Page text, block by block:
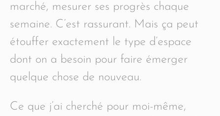
marché, mesurer ses progrès chaque
semaine. C’est rassurant. Mais ça peut
étouffer exactement le type d’espace
dont on a besoin pour faire émerger
quelque chose de nouveau.
Ce que j’ai cherché pour moi-même,